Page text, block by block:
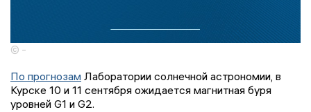
© -
По прогнозам Лаборатории солнечной астрономии, в
Курске 10 и 11 сентября ожидается магнитная буря
уровней G1 и G2.